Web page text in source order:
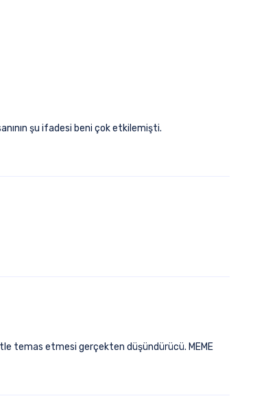
şu ifadesi beni çok etkilemişti.
temas etmesi gerçekten düşündürücü. MEME